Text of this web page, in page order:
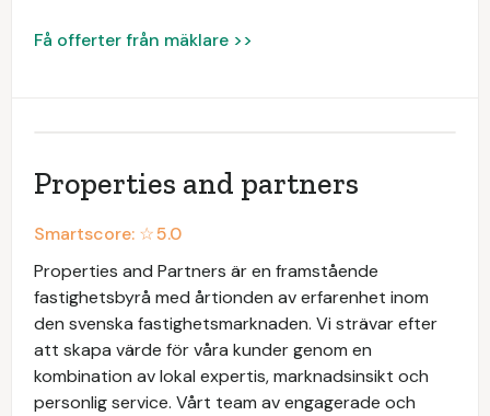
Få offerter från mäklare >>
Properties and partners
Smartscore: ☆5.0
Properties and Partners är en framstående
fastighetsbyrå med årtionden av erfarenhet inom
den svenska fastighetsmarknaden. Vi strävar efter
att skapa värde för våra kunder genom en
kombination av lokal expertis, marknadsinsikt och
personlig service. Vårt team av engagerade och